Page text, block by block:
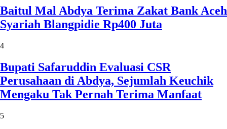
Baitul Mal Abdya Terima Zakat Bank Aceh
Syariah Blangpidie Rp400 Juta
4
Bupati Safaruddin Evaluasi CSR
Perusahaan di Abdya, Sejumlah Keuchik
Mengaku Tak Pernah Terima Manfaat
5